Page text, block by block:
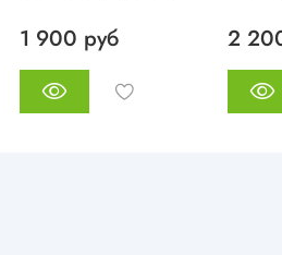
1 900 руб 2